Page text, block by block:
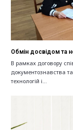
Обмін досвідом та
В рамках договору
документознавства
технологій і…